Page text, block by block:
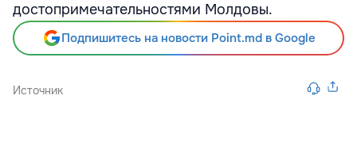
достопримечательностями Молдовы.
Подпишитесь на новости Point.md в Google
Источник